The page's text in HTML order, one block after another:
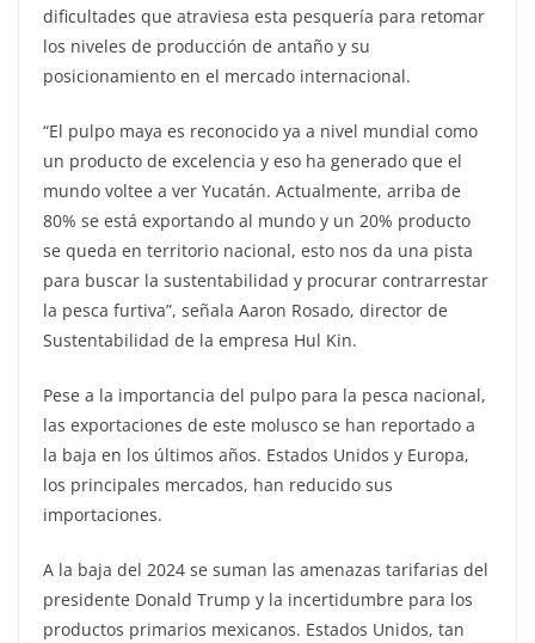
dificultades que atraviesa esta pesquería para retomar
los niveles de producción de antaño y su
posicionamiento en el mercado internacional.
“El pulpo maya es reconocido ya a nivel mundial como
un producto de excelencia y eso ha generado que el
mundo voltee a ver Yucatán. Actualmente, arriba de
80% se está exportando al mundo y un 20% producto
se queda en territorio nacional, esto nos da una pista
para buscar la sustentabilidad y procurar contrarrestar
la pesca furtiva”, señala Aaron Rosado, director de
Sustentabilidad de la empresa Hul Kin.
Pese a la importancia del pulpo para la pesca nacional,
las exportaciones de este molusco se han reportado a
la baja en los últimos años. Estados Unidos y Europa,
los principales mercados, han reducido sus
importaciones.
A la baja del 2024 se suman las amenazas tarifarias del
presidente Donald Trump y la incertidumbre para los
productos primarios mexicanos. Estados Unidos, tan